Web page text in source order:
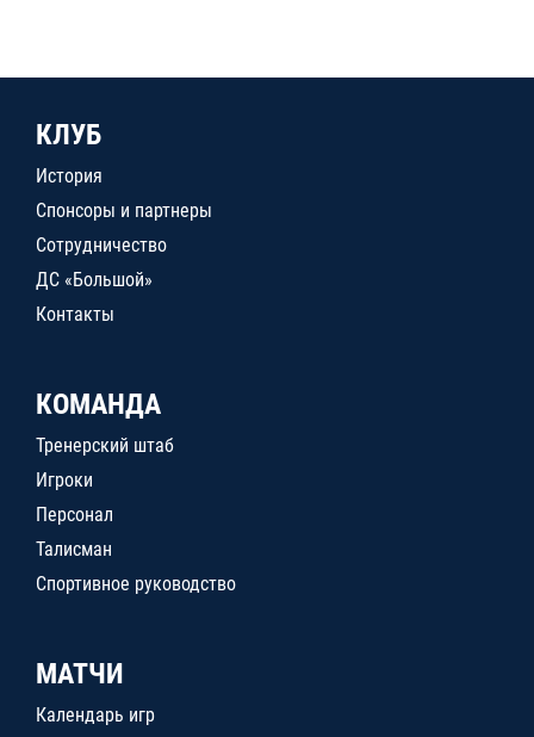
КЛУБ
История
Спонсоры и партнеры
Сотрудничество
ДС «Большой»
Контакты
КОМАНДА
Тренерский штаб
Игроки
Персонал
Талисман
Спортивное руководство
МАТЧИ
Календарь игр